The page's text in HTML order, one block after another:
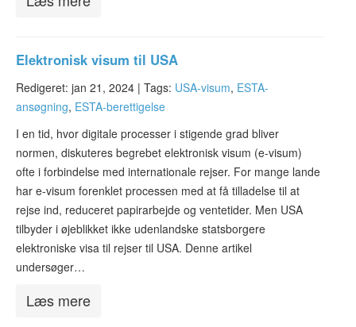
Elektronisk visum til USA
Redigeret: jan 21, 2024 | Tags: USA-visum, ESTA-
ansøgning, ESTA-berettigelse
I en tid, hvor digitale processer i stigende grad bliver
normen, diskuteres begrebet elektronisk visum (e-visum)
ofte i forbindelse med internationale rejser. For mange lande
har e-visum forenklet processen med at få tilladelse til at
rejse ind, reduceret papirarbejde og ventetider. Men USA
tilbyder i øjeblikket ikke udenlandske statsborgere
elektroniske visa til rejser til USA. Denne artikel
undersøger…
Læs mere